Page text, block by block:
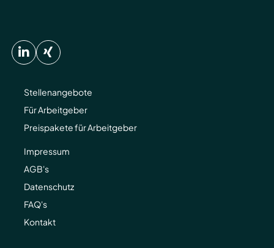
Stellenangebote
Für Arbeitgeber
Preispakete für Arbeitgeber
Impressum
AGB's
Datenschutz
FAQ's
Kontakt